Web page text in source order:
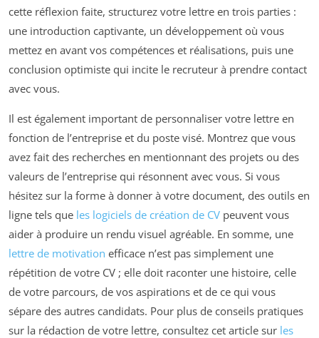
cette réflexion faite, structurez votre lettre en trois parties :
une introduction captivante, un développement où vous
mettez en avant vos compétences et réalisations, puis une
conclusion optimiste qui incite le recruteur à prendre contact
avec vous.
Il est également important de personnaliser votre lettre en
fonction de l’entreprise et du poste visé. Montrez que vous
avez fait des recherches en mentionnant des projets ou des
valeurs de l’entreprise qui résonnent avec vous. Si vous
hésitez sur la forme à donner à votre document, des outils en
ligne tels que les logiciels de création de CV peuvent vous
aider à produire un rendu visuel agréable. En somme, une
lettre de motivation efficace n’est pas simplement une
répétition de votre CV ; elle doit raconter une histoire, celle
de votre parcours, de vos aspirations et de ce qui vous
sépare des autres candidats. Pour plus de conseils pratiques
sur la rédaction de votre lettre, consultez cet article sur les